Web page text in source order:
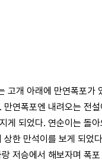
고개 아래에 만연폭포
연폭포엔 내려오는 전
게 되었다. 연순이는 돌
한 만석이를 보게 되었
저승에서 해보자며 폭